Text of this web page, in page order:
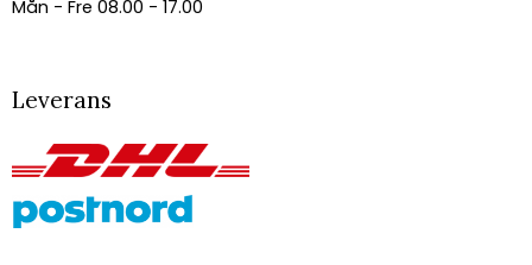
Mån - Fre 08.00 - 17.00
Leverans